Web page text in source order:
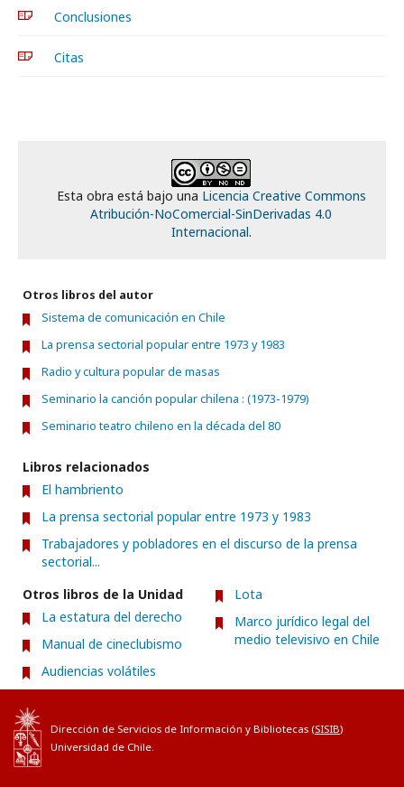
Conclusiones
Citas
Esta obra está bajo una Licencia Creative Commons
Atribución-NoComercial-SinDerivadas 4.0
Internacional.
Otros libros del autor
Sistema de comunicación en Chile
La prensa sectorial popular entre 1973 y 1983
Radio y cultura popular de masas
Seminario la canción popular chilena : (1973-1979)
Seminario teatro chileno en la década del 80
Libros relacionados
El hambriento
La prensa sectorial popular entre 1973 y 1983
Trabajadores y pobladores en el discurso de la prensa
sectorial...
Otros libros de la Unidad
La estatura del derecho
Manual de cineclubismo
Audiencias volátiles
Lota
Marco jurídico legal del
medio televisivo en Chile
Dirección de Servicios de Información y Bibliotecas (SISIB)
Universidad de Chile.